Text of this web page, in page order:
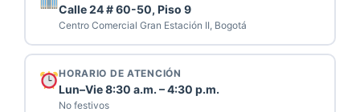
Calle 24 # 60-50, Piso 9
Centro Comercial Gran Estación II, Bogotá
HORARIO DE ATENCIÓN
Lun–Vie 8:30 a.m. – 4:30 p.m.
No festivos